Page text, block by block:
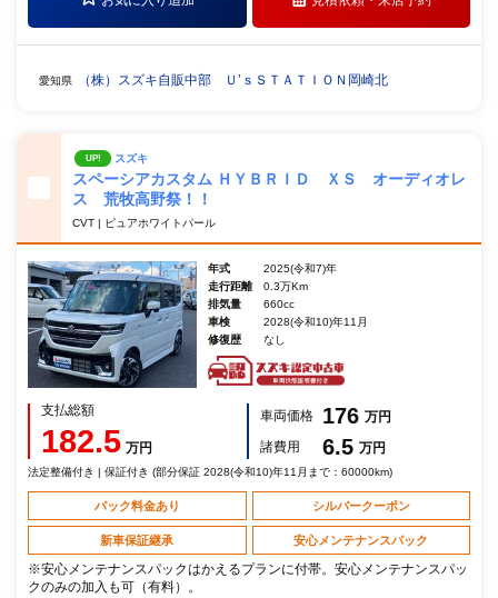
愛知県 （株）スズキ自販中部 Ｕ’ｓＳＴＡＴＩＯＮ岡崎北
UP! スズキ
スペーシアカスタム ＨＹＢＲＩＤ ＸＳ オーディオレ
ス 荒牧高野祭！！
CVT | ピュアホワイトパール
年式
2025(令和7)年
走行距離
0.3万Km
排気量
660cc
車検
2028(令和10)年11月
修復歴
なし
支払総額
182.5 万円
車両価格 176 万円
諸費用
6.5 万円
法定整備付き | 保証付き (部分保証 2028(令和10)年11月まで：60000km)
パック料金あり シルバークーポン
新車保証継承 安心メンテナンスパック
※安心メンテナンスパックはかえるプランに付帯。安心メンテナンスパッ
クのみの加入も可（有料）。